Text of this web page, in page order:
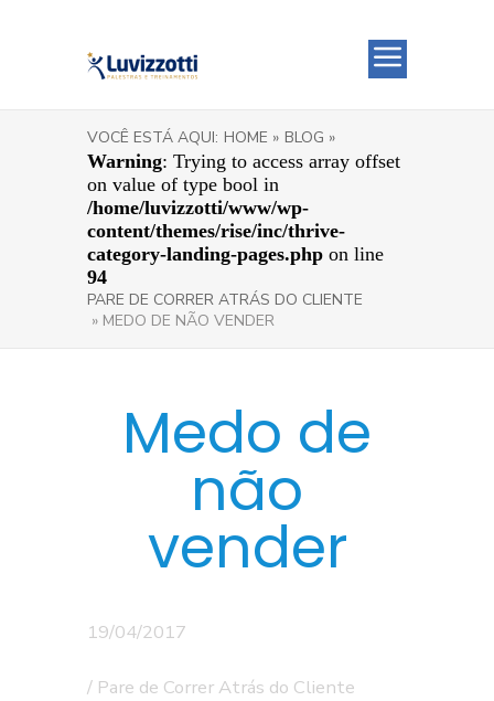
VOCÊ ESTÁ AQUI: HOME » BLOG »
Warning: Trying to access array offset
on value of type bool in
/home/luvizzotti/www/wp-
content/themes/rise/inc/thrive-
category-landing-pages.php on line
94
PARE DE CORRER ATRÁS DO CLIENTE
» MEDO DE NÃO VENDER
Medo de
não
vender
19/04/2017
/ Pare de Correr Atrás do Cliente